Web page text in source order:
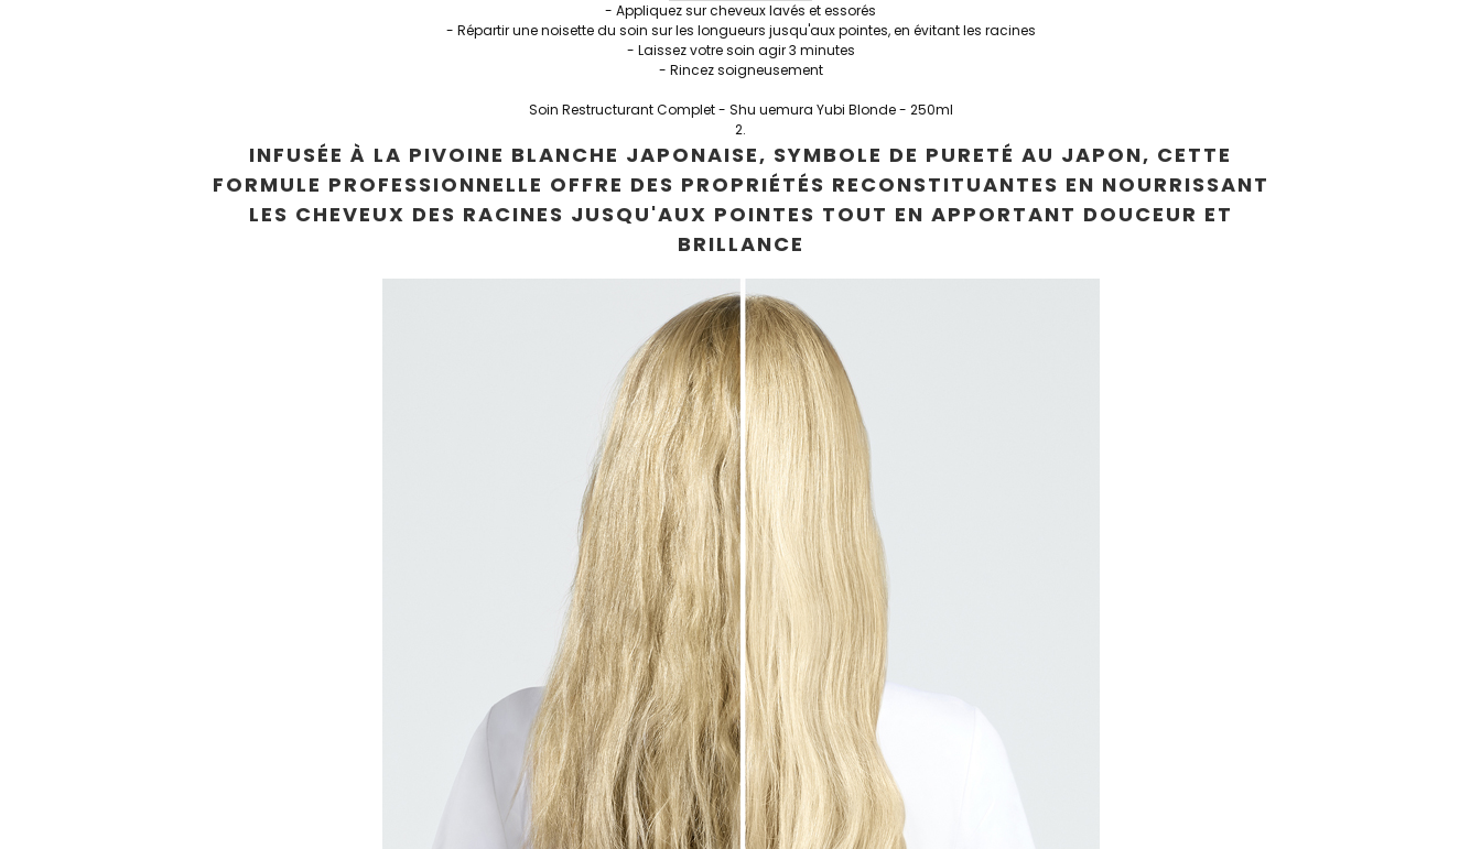
- Appliquez sur cheveux lavés et essorés
- Répartir une noisette du soin sur les longueurs jusqu'aux pointes, en évitant les racines
- Laissez votre soin agir 3 minutes
- Rincez soigneusement
Soin Restructurant Complet - Shu uemura Yubi Blonde - 250ml
INFUSÉE À LA PIVOINE BLANCHE JAPONAISE, SYMBOLE DE PURETÉ AU JAPON, CETTE
FORMULE PROFESSIONNELLE OFFRE DES PROPRIÉTÉS RECONSTITUANTES EN NOURRISSANT
LES CHEVEUX DES RACINES JUSQU'AUX POINTES TOUT EN APPORTANT DOUCEUR ET
BRILLANCE